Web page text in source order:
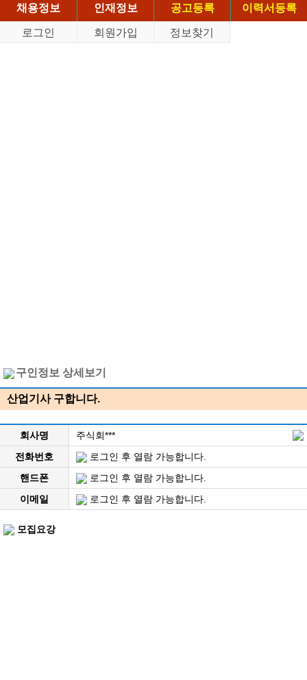
채용정보
인재정보 공고등록
이력서등록
로그인
회원가입 정보찾기
구인정보 상세보기
산업기사 구합니다.
회사명
주식회***
전화번호
로그인 후 열람 가능합니다.
핸드폰
로그인 후 열람 가능합니다.
이메일
로그인 후 열람 가능합니다.
모집요강